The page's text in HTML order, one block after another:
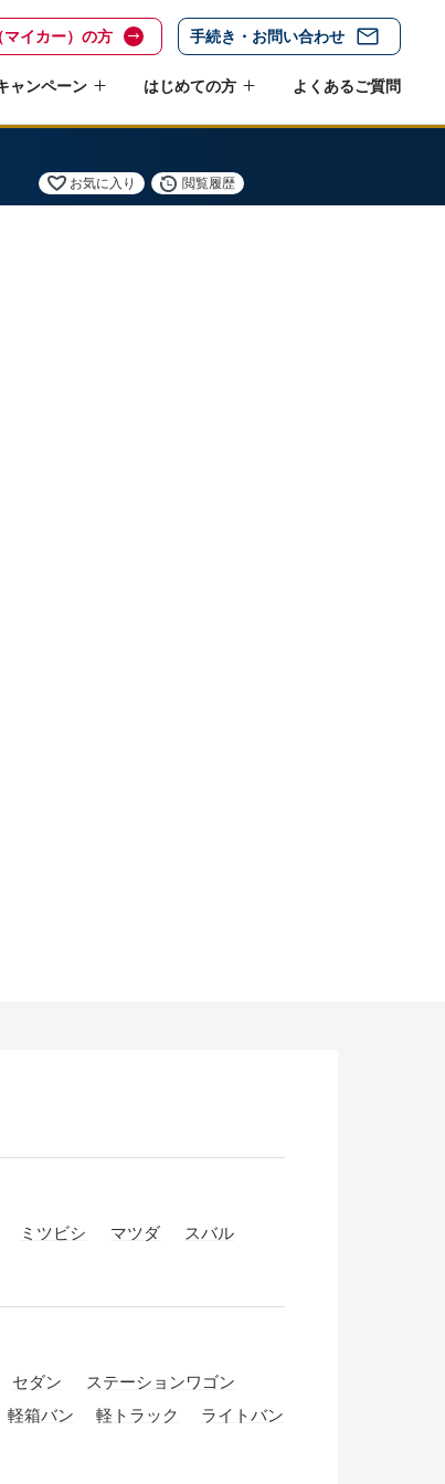
マイカー）の方 手続き・お問い合わせ
ャンペーン はじめての方 よくあるご質問
お気に入り 閲覧履歴
ミツビシ マツダ
スバル
セダン
ステーションワゴン
軽箱バン 軽トラック
ライトバン